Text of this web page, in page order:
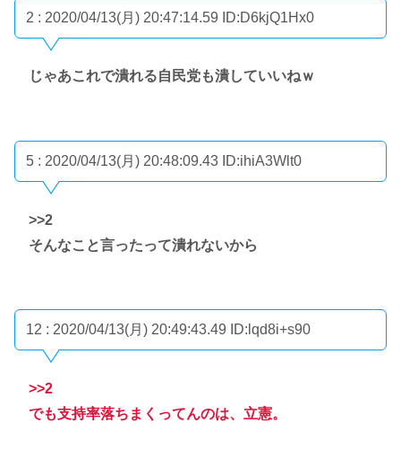
2 : 2020/04/13(月) 20:47:14.59 ID:D6kjQ1Hx0
じゃあこれで潰れる自民党も潰していいねｗ
5 : 2020/04/13(月) 20:48:09.43 ID:ihiA3Wlt0
>>2
そんなこと言ったって潰れないから
12 : 2020/04/13(月) 20:49:43.49 ID:lqd8i+s90
>>2
でも支持率落ちまくってんのは、立憲。